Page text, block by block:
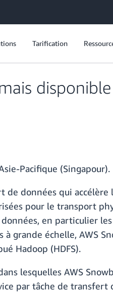
Tarification
Pacifique (Singapour).
de données qui
pour le transport
en particulier
grande échelle, AWS
Hadoop (HDFS).
lesquelles AWS
par tâche de